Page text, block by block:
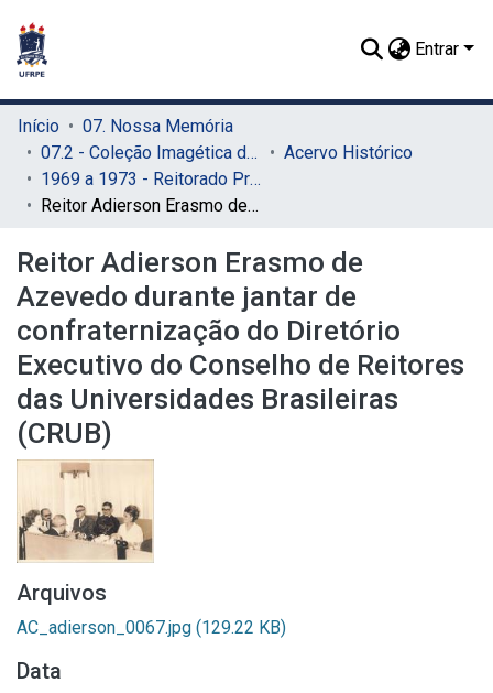
Entrar
Início
07. Nossa Memória
07.2 - Coleção Imagética do SIB
Acervo Histórico
1969 a 1973 - Reitorado Prof. Adierson Erasmo de Azevedo
Reitor Adierson Erasmo de Azevedo durante jantar de confraternização do Diretório Executivo do Conselho de Reitores das Universidades Brasileiras (CRUB)
Reitor Adierson Erasmo de
Azevedo durante jantar de
confraternização do Diretório
Executivo do Conselho de Reitores
das Universidades Brasileiras
(CRUB)
Arquivos
AC_adierson_0067.jpg (129.22 KB)
Data